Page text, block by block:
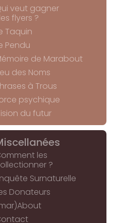
veut gagner
flyers ?
Taquin
Pendu
de Marabout
des Noms
à Trous
psychique
du futur
les
?
Surnaturelle
Donateurs